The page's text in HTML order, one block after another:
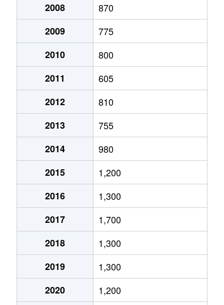
上新庄
2,700万円 上新庄 徒歩6分
上新庄
1,600万円 上新庄 徒歩6分
小松
1,800万円 上新庄 徒歩8分
小松
2,500万円 上新庄 徒歩8分
小松
2,700万円 上新庄 徒歩8分
小松
1,300万円 瑞光四丁目 徒歩4分
小松
2,600万円 瑞光四丁目 徒歩9分
下新庄
1,600万円 下新庄 徒歩4分
下新庄
2,000万円 下新庄 徒歩6分
瑞光
3,600万円 上新庄 徒歩4分
瑞光
2,600万円 上新庄 徒歩4分
瑞光
1,300万円 瑞光四丁目 徒歩5分
2008
870
2009
775
2010
800
2011
605
2012
810
2013
755
2014
980
2015
1,200
2016
1,300
2017
1,700
2018
1,300
2019
1,300
2020
1,200